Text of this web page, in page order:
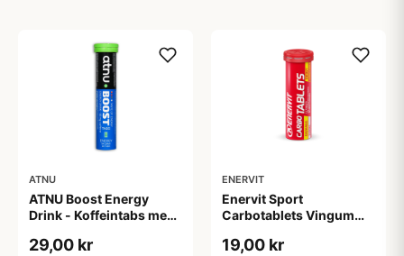
ATNU
ATNU Boost Energy
Drink - Koffeintabs med
tabs
29,00 kr
ENERVIT
Enervit Sport
Carbotablets Vingummi
19,00 kr